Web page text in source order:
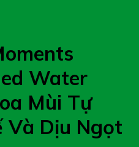
Water
Mùi Tự
Và Dịu Ngọt